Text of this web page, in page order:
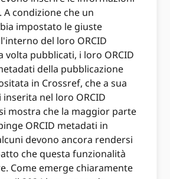
A condizione che un
impostato le giuste
del loro ORCID
volta pubblicati, i loro ORCID
della pubblicazione
in Crossref, che a sua
nel loro ORCID
mostra che la maggior parte
ORCID metadati in
devono ancora rendersi
che questa funzionalità
Come emerge chiaramente